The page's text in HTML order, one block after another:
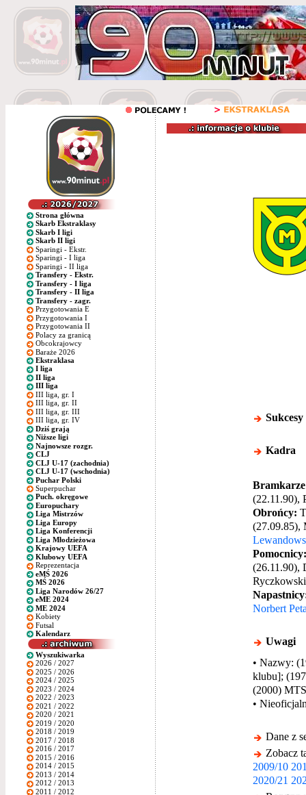
Strona główna
Skarb Ekstraklasy
Skarb I ligi
Skarb II ligi
Sparingi - Ekstr.
Sparingi - I liga
Sparingi - II liga
Transfery - Ekstr.
Transfery - I liga
Transfery - II liga
Transfery - zagr.
Przygotowania E
Przygotowania I
Przygotowania II
Polacy za granicą
Obcokrajowcy
Baraże 2026
Ekstraklasa
I liga
II liga
III liga
III liga, gr. I
III liga, gr. II
III liga, gr. III
III liga, gr. IV
Dziś grają
Niższe ligi
Najnowsze rozgr.
CLJ
CLJ U-17 (zachodnia)
CLJ U-17 (wschodnia)
Puchar Polski
Superpuchar
Puch. okręgowe
Europuchary
Liga Mistrzów
Liga Europy
Liga Konferencji
Liga Młodzieżowa
Krajowy UEFA
Klubowy UEFA
Reprezentacja
eMŚ 2026
MŚ 2026
Liga Narodów 26/27
eME 2024
ME 2024
Kobiety
Futsal
Kalendarz
Wyszukiwarka
2026 / 2027
2025 / 2026
2024 / 2025
2023 / 2024
2022 / 2023
2021 / 2022
2020 / 2021
2019 / 2020
2018 / 2019
2017 / 2018
2016 / 2017
2015 / 2016
2014 / 2015
2013 / 2014
2012 / 2013
2011 / 2012
Sukcesy
Kadra
(22.11.90),
Obrońcy:
(27.09.85),
Pomocnicy:
(26.11.90),
Norbert
Uwagi
• Nazwy:
klubu];
(2000)
•
Dane z
Zobacz
2009/10
2020/21